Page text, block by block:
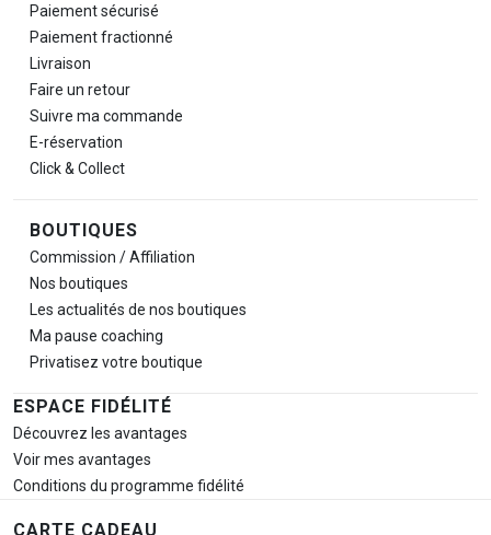
Paiement sécurisé
Paiement fractionné
Livraison
Faire un retour
Suivre ma commande
E-réservation
Click & Collect
BOUTIQUES
Commission / Affiliation
Nos boutiques
Les actualités de nos boutiques
Ma pause coaching
Privatisez votre boutique
ESPACE FIDÉLITÉ
Découvrez les avantages
Voir mes avantages
Conditions du programme fidélité
CARTE CADEAU